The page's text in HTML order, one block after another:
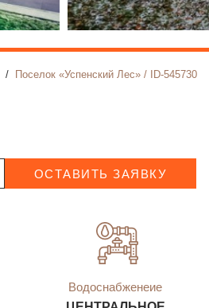
Поселок «Успенский Лес» / ID-545730
ОСТАВИТЬ ЗАЯВКУ
Водоснабженеие